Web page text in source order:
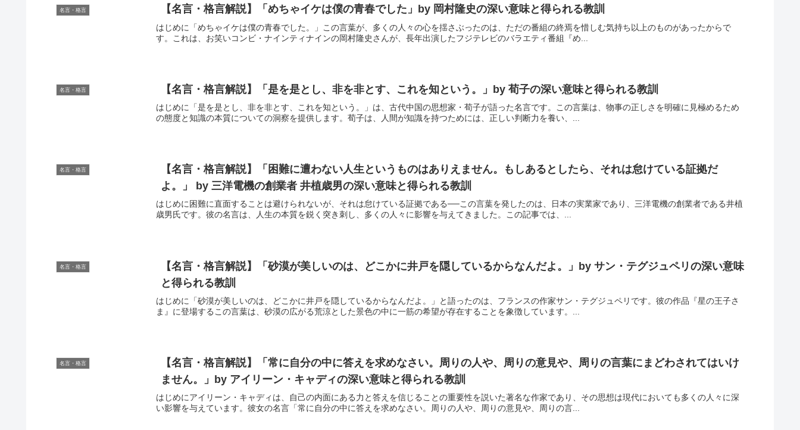
名言・格言 【名言・格言解説】「めちゃイケは僕の青春でした」by 岡村隆史の深い意味と得られる教訓
はじめに「めちゃイケは僕の青春でした。」この言葉が、多くの人々の心を揺さぶったのは、ただの番組の終焉を惜しむ気持ち以上のものがあったからで
す。これは、お笑いコンビ・ナインティナインの岡村隆史さんが、長年出演したフジテレビのバラエティ番組『め...
名言・格言 【名言・格言解説】「是を是とし、非を非とす、これを知という。」by 荀子の深い意味と得られる教訓
はじめに「是を是とし、非を非とす、これを知という。」は、古代中国の思想家・荀子が語った名言です。この言葉は、物事の正しさを明確に見極めるため
の態度と知識の本質についての洞察を提供します。荀子は、人間が知識を持つためには、正しい判断力を養い、...
名言・格言
【名言・格言解説】「困難に遭わない人生というものはありえません。もしあるとしたら、それは怠けている証拠だ
よ。」 by 三洋電機の創業者 井植歳男の深い意味と得られる教訓
はじめに困難に直面することは避けられないが、それは怠けている証拠である──この言葉を発したのは、日本の実業家であり、三洋電機の創業者である井植
歳男氏です。彼の名言は、人生の本質を鋭く突き刺し、多くの人々に影響を与えてきました。この記事では、...
名言・格言
【名言・格言解説】「砂漠が美しいのは、どこかに井戸を隠しているからなんだよ。」by サン・テグジュペリの深い意味
と得られる教訓
はじめに「砂漠が美しいのは、どこかに井戸を隠しているからなんだよ。」と語ったのは、フランスの作家サン・テグジュペリです。彼の作品『星の王子さ
ま』に登場するこの言葉は、砂漠の広がる荒涼とした景色の中に一筋の希望が存在することを象徴しています。...
名言・格言
【名言・格言解説】「常に自分の中に答えを求めなさい。周りの人や、周りの意見や、周りの言葉にまどわされてはいけ
ません。」by アイリーン・キャディの深い意味と得られる教訓
はじめにアイリーン・キャディは、自己の内面にある力と答えを信じることの重要性を説いた著名な作家であり、その思想は現代においても多くの人々に深
い影響を与えています。彼女の名言「常に自分の中に答えを求めなさい。周りの人や、周りの意見や、周りの言...